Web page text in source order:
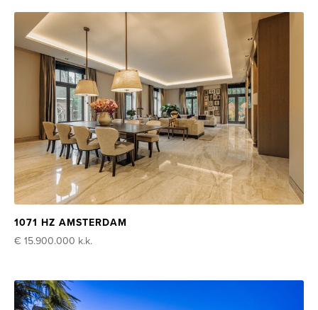
1071 HZ AMSTERDAM
€ 15.900.000 k.k.